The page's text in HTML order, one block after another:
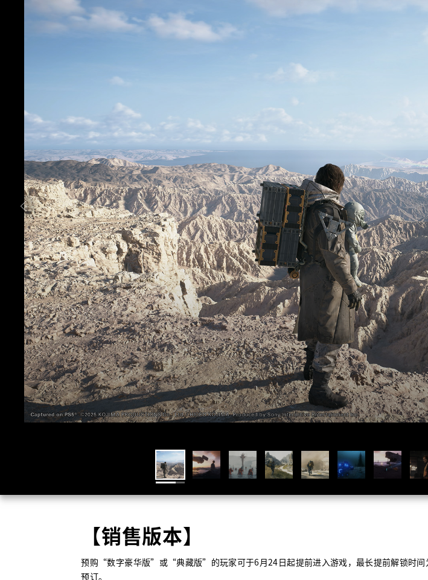
【销售版本】
预购“数字豪华版”或“典藏版”的玩家可于6月24日起提前进入游戏，最长提前解锁时
预订。
我已阅读并接受网站的使用条款与条件
接受网站的cookie政策